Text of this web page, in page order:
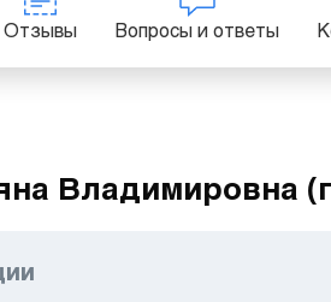
Отзывы Вопросы и ответы
Владимировна